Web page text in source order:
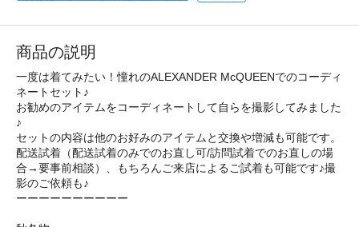
商品の説明
一度は着てみたい！憧れのALEXANDER McQUEENでのコーディ
ネートセット♪
お勧めのアイテムをコーディネートして自らを撮影してみました
♪
セットの内容は他のお好みのアイテムと交換や増減も可能です。
配送試着（配送試着のみでのお直し可/訪問試着でのお直しの場
合→要事前相談）、もちろんご来店によるご試着も可能です♪撮
影のご依頼も♪
ーーーーーーーーーー